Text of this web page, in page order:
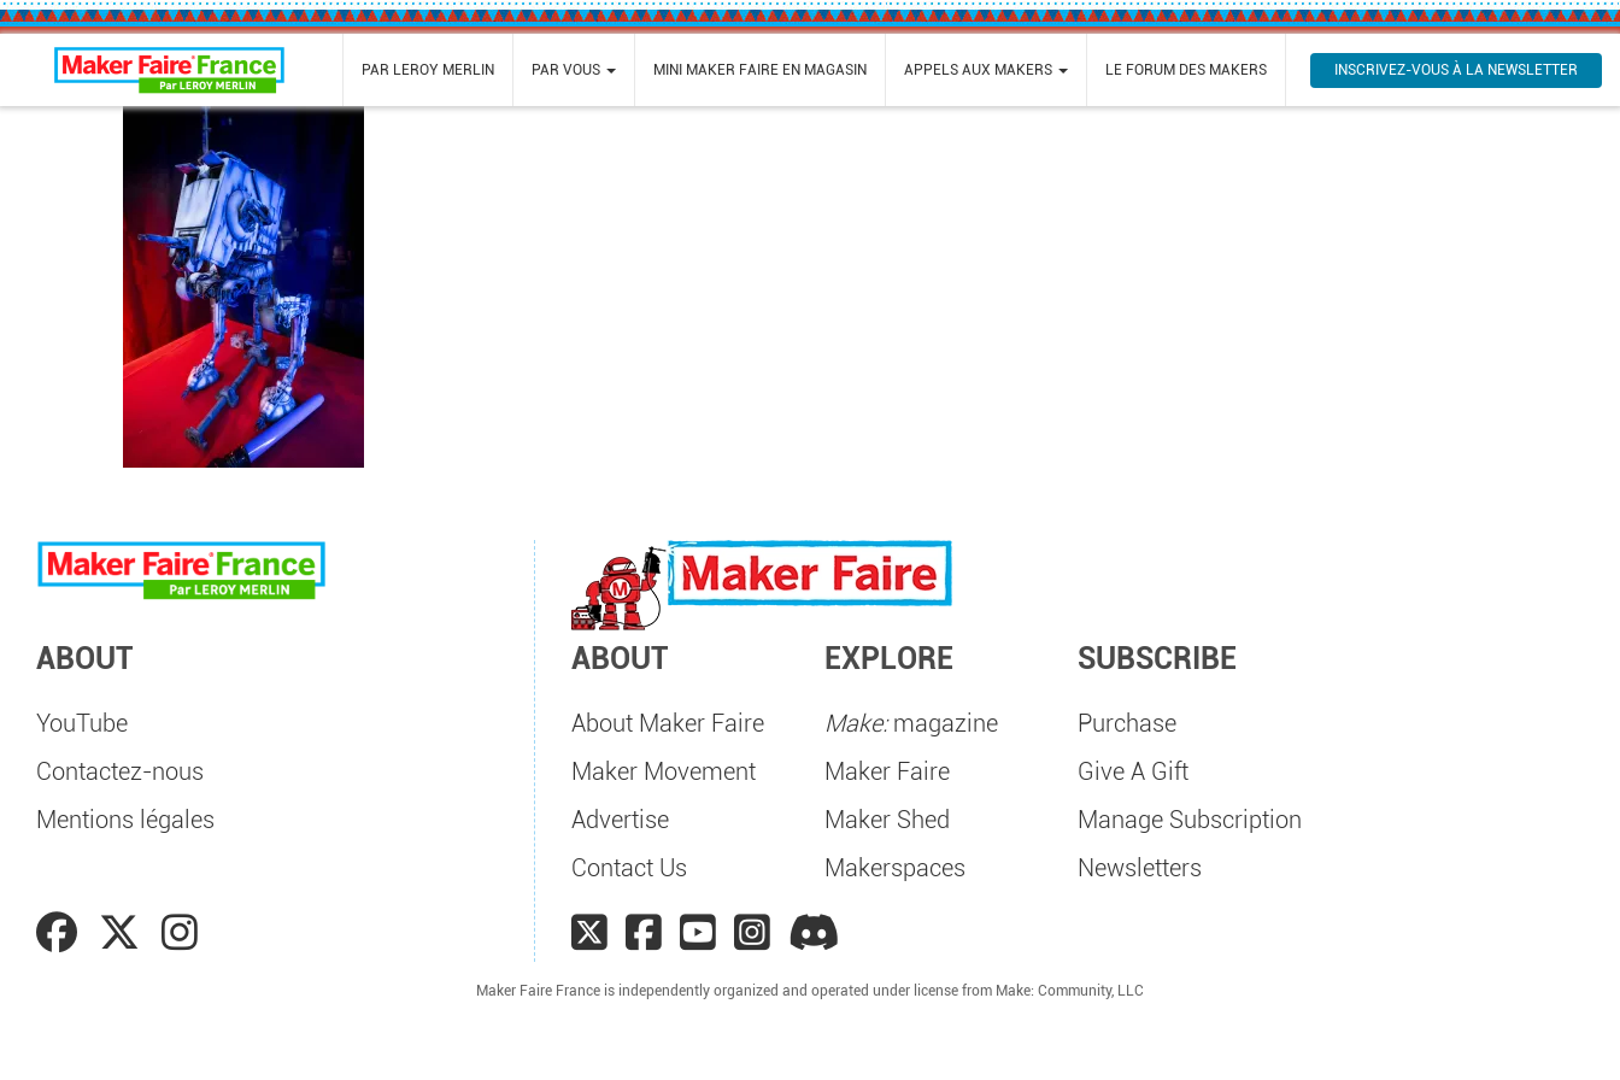
Maker Faire France PAR LEROY MERLIN PAR VOUS MINI MAKER FAIRE EN MAGASIN APPELS AUX MAKERS LE FORUM DES MAKERS INSCRIVEZ-VOUS À LA NEWSLETTER
ABOUT
YouTube
Contactez-nous
Mentions légales
ABOUT
About Maker Faire
Maker Movement
Advertise
Contact Us
EXPLORE
Make:magazine
Maker Faire
Maker Shed
Makerspaces
SUBSCRIBE
Purchase
Give A Gift
Manage Subscription
Newsletters
Maker Faire France is independently organized and operated under license from Make: Community, LLC